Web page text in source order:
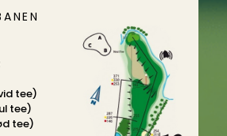
tee)
tee)
tee)